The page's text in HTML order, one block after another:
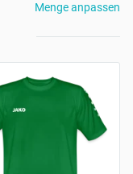
Menge anpassen